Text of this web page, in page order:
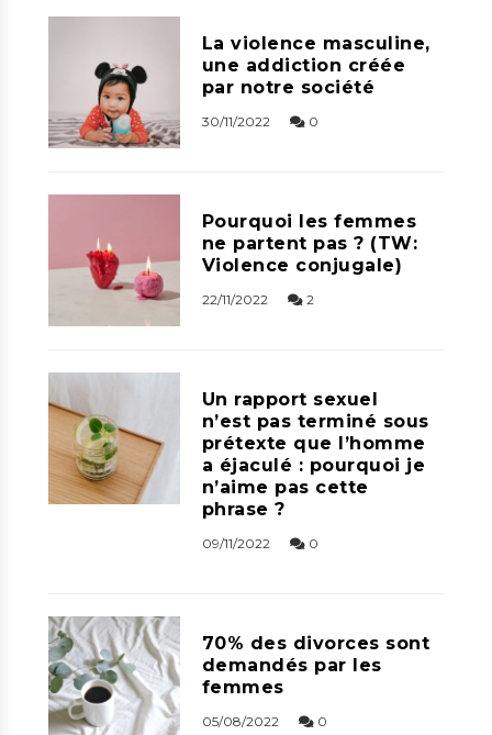
La violence masculine,
une addiction créée
par notre société
30/11/2022 0
Pourquoi les femmes
ne partent pas ? (TW:
Violence conjugale)
22/11/2022 2
Un rapport sexuel
n’est pas terminé sous
prétexte que l’homme
a éjaculé : pourquoi je
n’aime pas cette
phrase ?
09/11/2022 0
70% des divorces sont
demandés par les
femmes
05/08/2022 0